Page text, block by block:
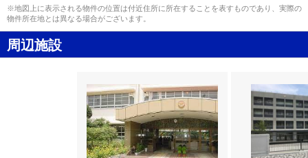
※地図上に表示される物件の位置は付近住所に所在することを表すものであり、実際の
物件所在地とは異なる場合がございます。
周辺施設